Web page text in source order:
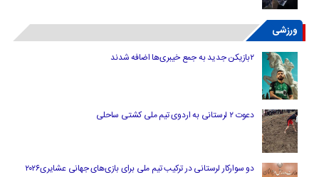
ورزشی
۲بازیکن جدید به جمع خیبری‌ها اضافه شدند
دعوت ۲ لرستانی به اردوی تیم ملی کشتی ساحلی
دو سوارکار لرستانی در ترکیب تیم ملی برای بازی‌های جهانی عشایری۲۰۲۶